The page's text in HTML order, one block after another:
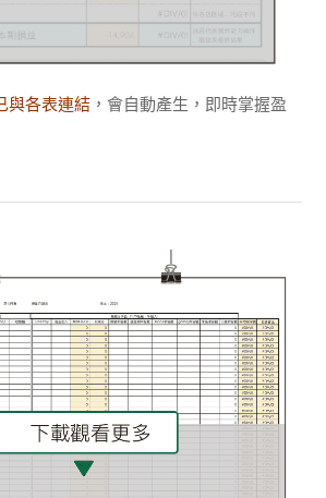
與各表連結 ，會自動產生，即時掌握盈